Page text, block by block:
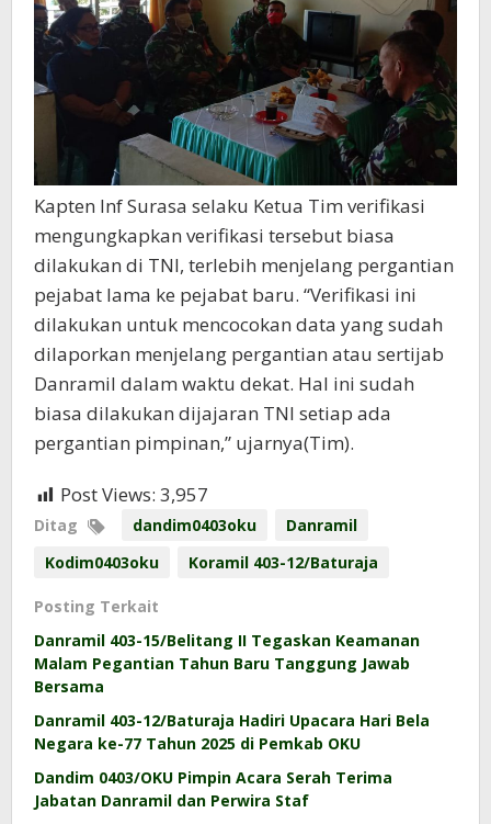
Kapten Inf Surasa selaku Ketua Tim verifikasi
mengungkapkan verifikasi tersebut biasa
dilakukan di TNI, terlebih menjelang pergantian
pejabat lama ke pejabat baru. “Verifikasi ini
dilakukan untuk mencocokan data yang sudah
dilaporkan menjelang pergantian atau sertijab
Danramil dalam waktu dekat. Hal ini sudah
biasa dilakukan dijajaran TNI setiap ada
pergantian pimpinan,” ujarnya(Tim).
Post Views: 3,957
Ditag dandim0403oku
Danramil
Kodim0403oku
Koramil 403-12/Baturaja
Posting Terkait
Danramil 403-15/Belitang II Tegaskan Keamanan
Malam Pegantian Tahun Baru Tanggung Jawab
Bersama
Danramil 403-12/Baturaja Hadiri Upacara Hari Bela
Negara ke-77 Tahun 2025 di Pemkab OKU
Dandim 0403/OKU Pimpin Acara Serah Terima
Jabatan Danramil dan Perwira Staf